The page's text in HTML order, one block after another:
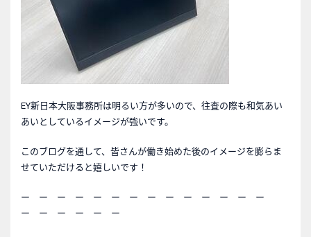
EY新日本大阪事務所は明るい方が多いので、往査の際も和気あい
あいとしているイメージが強いです。
このブログを通して、皆さんが働き始めた後のイメージを膨らま
せていただけると嬉しいです！
ー ー ー ー ー ー ー ー ー ー ー ー ー ー
ー ー ー ー ー ー